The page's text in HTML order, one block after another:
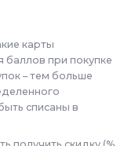
карты
баллов при покупке
– тем больше
списаны в